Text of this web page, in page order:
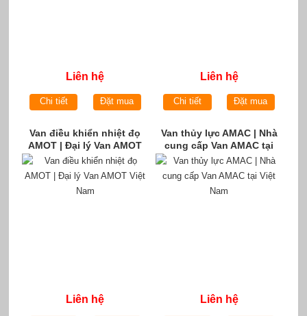
Liên hệ
Chi tiết Đặt mua
Liên hệ
Chi tiết Đặt mua
Van điều khiển nhiệt đọ
AMOT | Đại lý Van AMOT
Việt Nam
Liên hệ
Van thủy lực AMAC | Nhà
cung cấp Van AMAC tại
Việt Nam
Liên hệ